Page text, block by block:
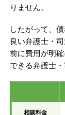
りません。
したがって、
良い弁護士・
前に費用が明
できる弁護士
相談料金